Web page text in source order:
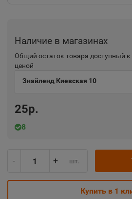
Наличие в магазинах
Общий остаток товара доступный к
ценой
Знайленд Киевская 10
25р.
8
- + шт.
Купить в 1